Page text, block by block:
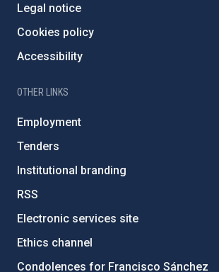
Legal notice
Cookies policy
Accessibility
OTHER LINKS
Employment
Tenders
Institutional branding
RSS
Electronic services site
Ethics channel
Condolences for Francisco Sánchez